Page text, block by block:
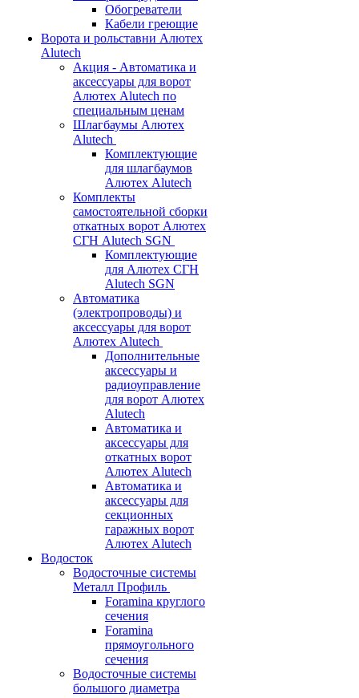
Обогреватели
Кабели греющие
Ворота и рольставни Алютех
Alutech
Акция - Автоматика и
аксессуары для ворот
Алютех Alutech по
специальным ценам
Шлагбаумы Алютех
Alutech
Комплектующие
для шлагбаумов
Алютех Alutech
Комплекты
самостоятельной сборки
откатных ворот Алютех
СГН Alutech SGN
Комплектующие
для Алютех СГН
Alutech SGN
Автоматика
(электропроводы) и
аксессуары для ворот
Алютех Alutech
Дополнительные
аксессуары и
радиоуправление
для ворот Алютех
Alutech
Автоматика и
аксессуары для
откатных ворот
Алютех Alutech
Автоматика и
аксессуары для
секционных
гаражных ворот
Алютех Alutech
Водосток
Водосточные системы
Металл Профиль
Foramina круглого
сечения
Foramina
прямоугольного
сечения
Водосточные системы
большого диаметра